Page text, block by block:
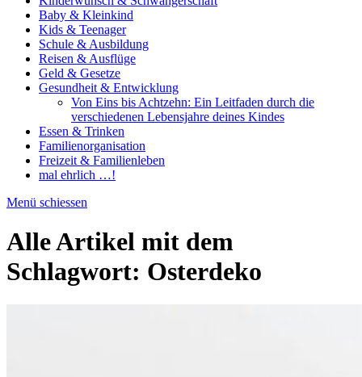
Baby & Kleinkind
Kids & Teenager
Schule & Ausbildung
Reisen & Ausflüge
Geld & Gesetze
Gesundheit & Entwicklung
Von Eins bis Achtzehn: Ein Leitfaden durch die
verschiedenen Lebensjahre deines Kindes
Essen & Trinken
Familienorganisation
Freizeit & Familienleben
mal ehrlich …!
Menü schiessen
Alle Artikel mit dem
Schlagwort: Osterdeko